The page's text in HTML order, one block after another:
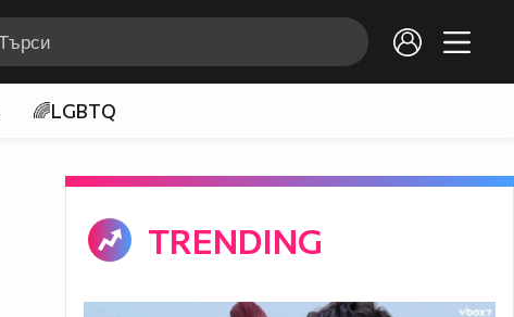
🌈LGBTQ
TRENDING